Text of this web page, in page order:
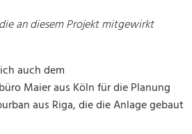
an diesem Projekt mitgewirkt
auch dem
Maier aus Köln für die Planung
aus Riga, die die Anlage gebaut